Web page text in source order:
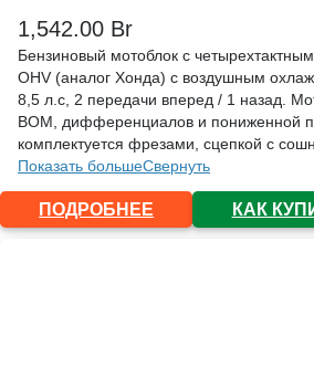
1,542.00 Br
Бензиновый мотоблок с
OHV (аналог Хонда) с воздушным
8,5 л.с, 2 передачи вперед / 1 назад.
ВОМ, дифференциалов и пониженной
комплектуется фрезами, сцепкой с
Показать большеСвернуть
ПОДРОБНЕЕ КАК